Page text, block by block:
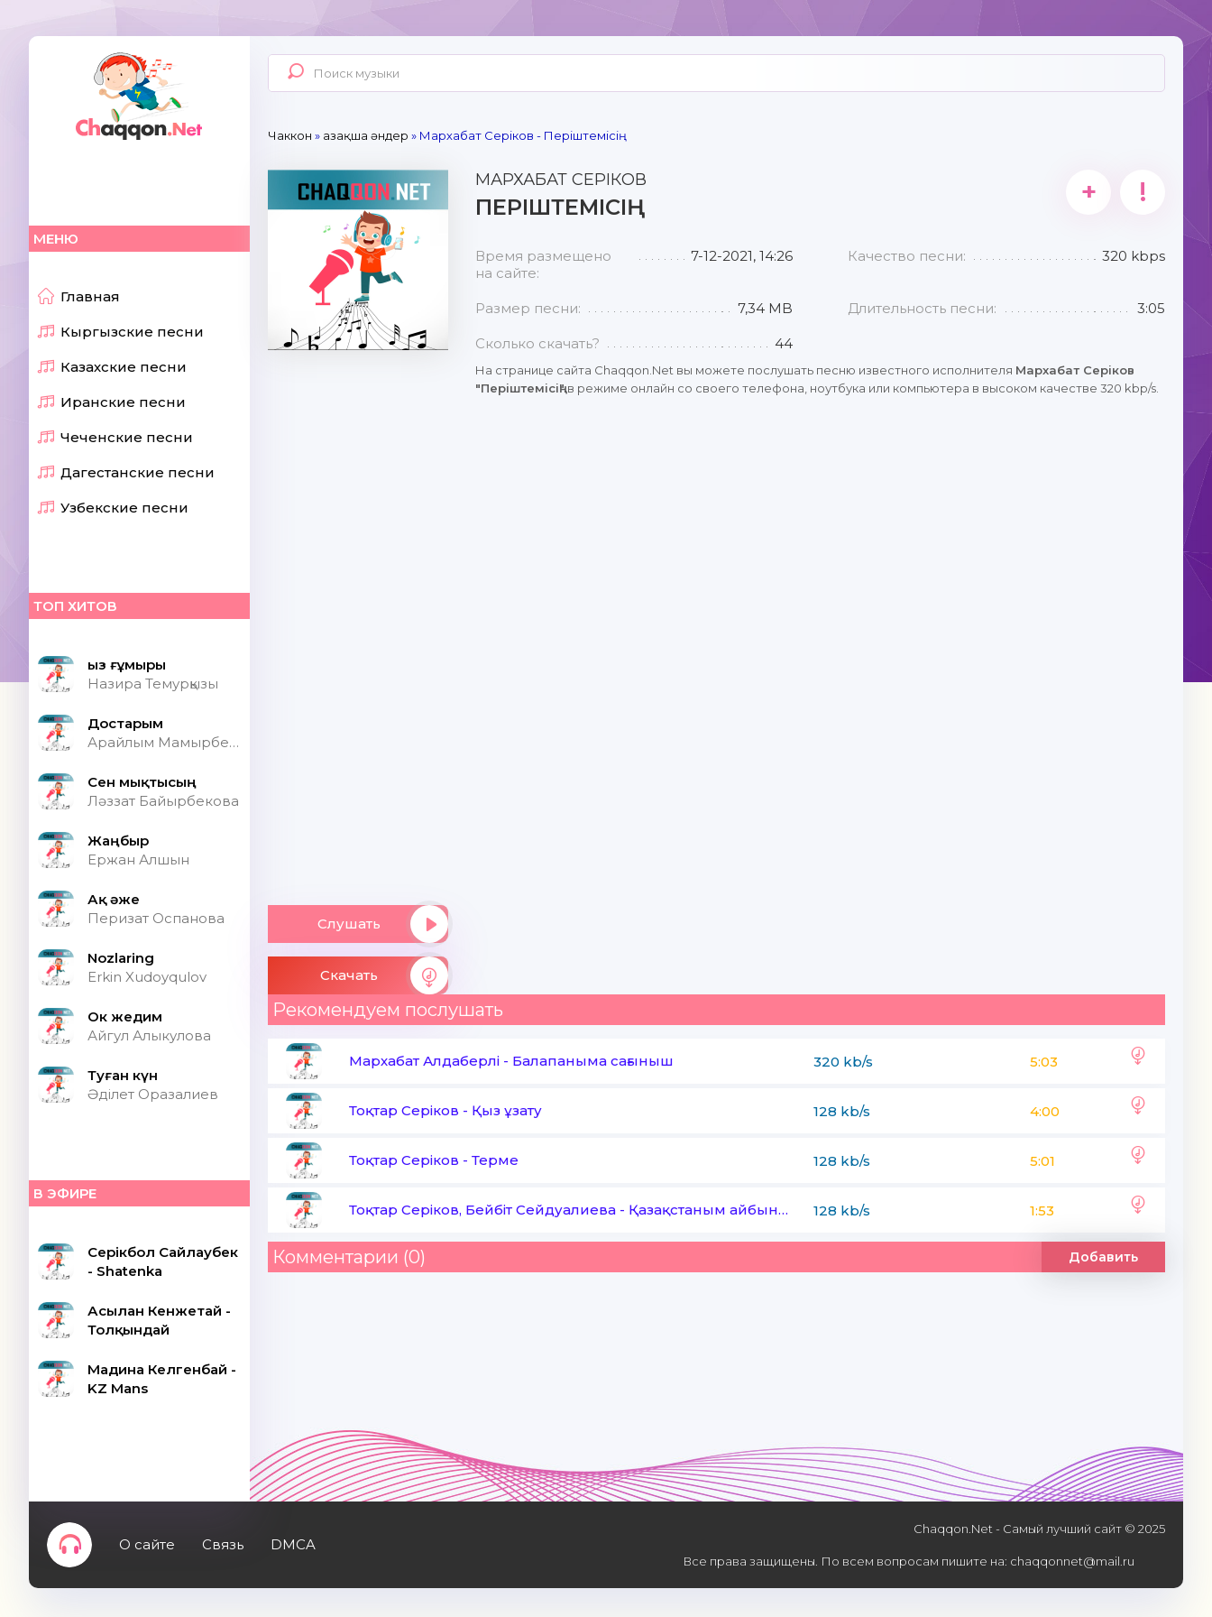
МЕНЮ
Главная
Кыргызские песни
Казахские песни
Иранские песни
Чеченские песни
Дагестанские песни
Узбекские песни
ТОП ХИТОВ
Қыз ғұмыры
Назира Темурқызы
Достарым
Арайлым Мамырбекқызы
Сен мықтысың
Ләззат Байырбекова
Жаңбыр
Ержан Алшын
Ақ әже
Перизат Оспанова
Nozlaring
Erkin Xudoyqulov
Ок жедим
Айгул Алыкулова
Туған күн
Әділет Оразалиев
В ЭФИРЕ
Серікбол Сайлаубек
- Shatenka
Асылан Кенжетай -
Толқындай
Мадина Келгенбай -
KZ Mans
Чаккон » Қазақша әндер » Мархабат Серіков - Періштемісің
Слушать
Скачать
МАРХАБАТ СЕРІКОВ
ПЕРІШТЕМІСІҢ + !
Время размещено
на сайте:
7-12-2021, 14:26 Качество песни: 320 kbps
Размер песни: 7,34 MB Длительность песни: 3:05
Сколько скачать? 44
На странице сайта Chaqqon.Net вы можете послушать песню известного исполнителя Мархабат Серіков
"Періштемісің"в режиме онлайн со своего телефона, ноутбука или компьютера в высоком качестве 320 kbp/s.
Рекомендуем послушать
Мархабат Алдаберлі - Балапаныма сағыныш 320 kb/s 5:03
Тоқтар Серіков - Қыз ұзату 128 kb/s 4:00
Тоқтар Серіков - Терме 128 kb/s 5:01
Тоқтар Серіков, Бейбіт Сейдуалиева - Қазақстаным айбыным 128 kb/s 1:53
Комментарии (0) Добавить
О сайте Связь DMCA
Chaqqon.Net - Самый лучший сайт © 2025
Все права защищены. По всем вопросам пишите на: chaqqonnet@mail.ru